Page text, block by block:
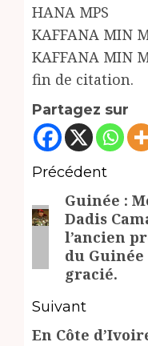
HANA MPS
KAFFANA MIN
KAFFANA MIN
fin de citation.
Partagez sur
d’article
Précédent
Article
précédent:
Guinée :
Dadis
l’ancien
du Guinée
gracié.
Suivant
Article
En Côte